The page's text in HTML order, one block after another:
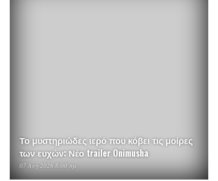
Το μυστηριώδες ιερό που κόβει τις μοίρες
των ευχών: Νέο trailer Onimusha
07 Αυγ 2026 8:00 πμ